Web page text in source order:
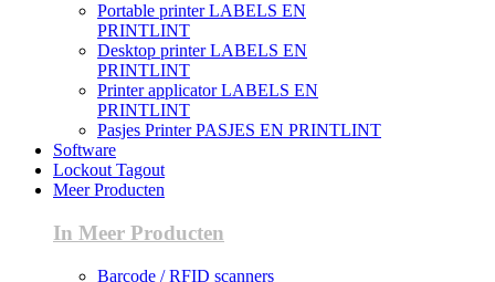
Portable printer LABELS EN
PRINTLINT
Desktop printer LABELS EN
PRINTLINT
Printer applicator LABELS EN
PRINTLINT
Pasjes Printer PASJES EN PRINTLINT
Software
Lockout Tagout
Meer Producten
In Meer Producten
Barcode / RFID scanners